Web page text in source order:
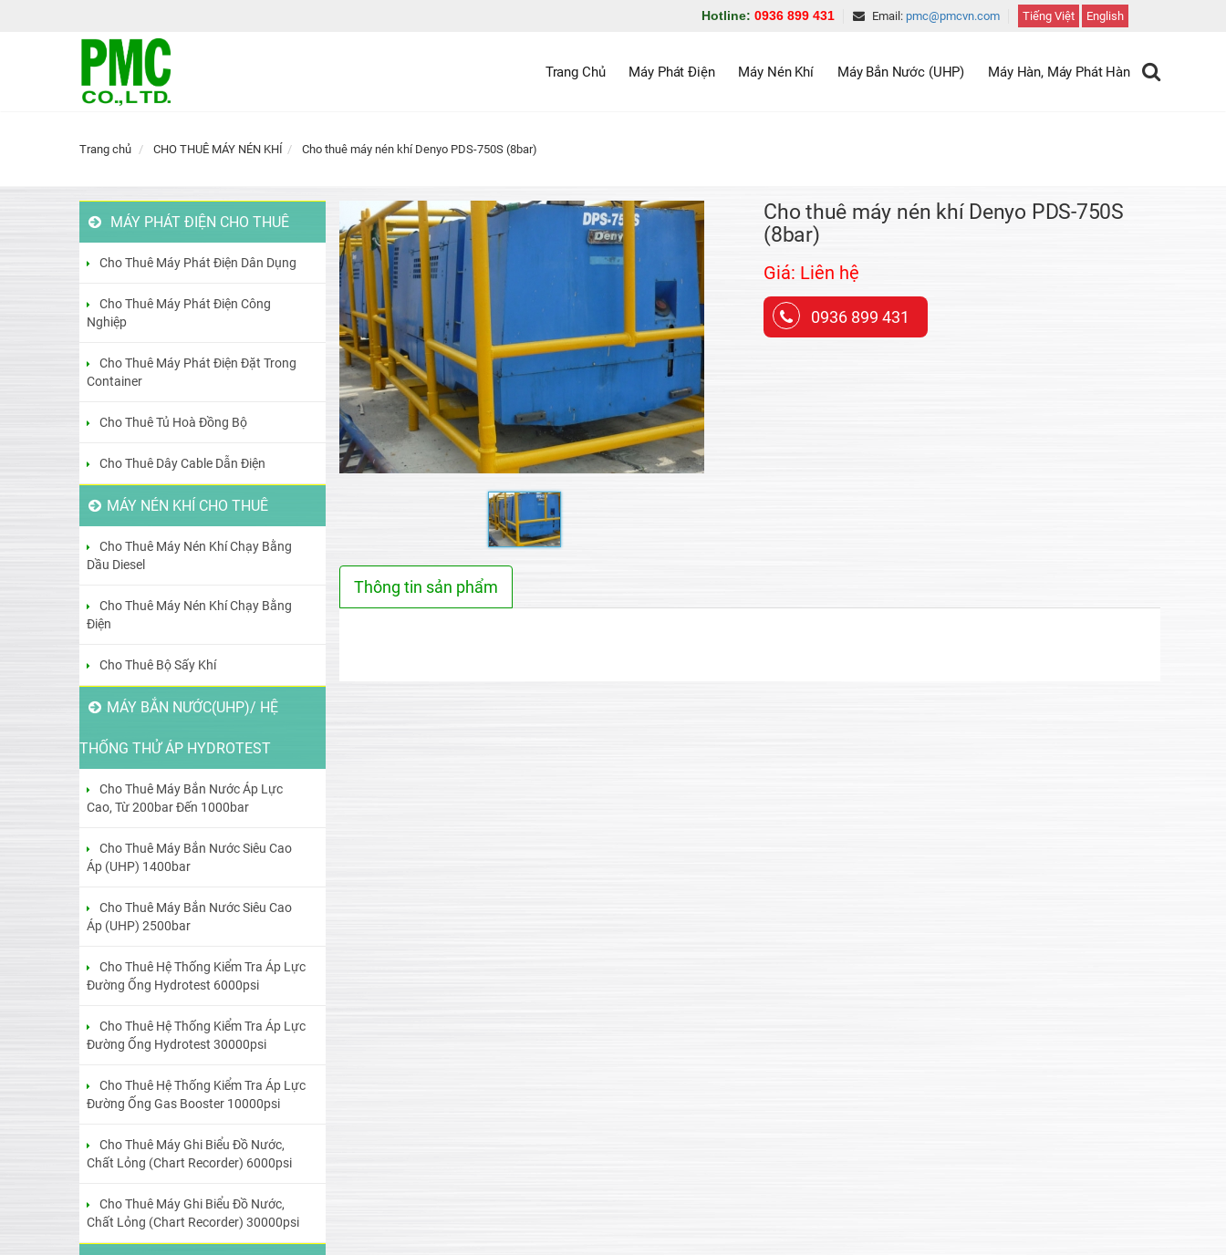
Hotline: 0936 899 431 Email: pmc@pmcvn.com Tiếng Việt English
Trang Chủ Máy Phát Điện Máy Nén Khí Máy Bắn Nước (UHP) Máy Hàn, Máy Phát Hàn
Trang chủ CHO THUÊ MÁY NÉN KHÍ Cho thuê máy nén khí Denyo PDS-750S (8bar)
Cho thuê máy nén khí Denyo PDS-750S
(8bar)
Giá: Liên hệ
0936 899 431
Thông tin sản phẩm
MÁY PHÁT ĐIỆN CHO THUÊ
Cho Thuê Máy Phát Điện Dân Dụng
Cho Thuê Máy Phát Điện Công
Nghiệp
Cho Thuê Máy Phát Điện Đặt Trong
Container
Cho Thuê Tủ Hoà Đồng Bộ
Cho Thuê Dây Cable Dẫn Điện
MÁY NÉN KHÍ CHO THUÊ
Cho Thuê Máy Nén Khí Chạy Bằng
Dầu Diesel
Cho Thuê Máy Nén Khí Chạy Bằng
Điện
Cho Thuê Bộ Sấy Khí
MÁY BẮN NƯỚC(UHP)/ HỆ
THỐNG THỬ ÁP HYDROTEST
Cho Thuê Máy Bắn Nước Áp Lực
Cao, Từ 200bar Đến 1000bar
Cho Thuê Máy Bắn Nước Siêu Cao
Áp (UHP) 1400bar
Cho Thuê Máy Bắn Nước Siêu Cao
Áp (UHP) 2500bar
Cho Thuê Hệ Thống Kiểm Tra Áp Lực
Đường Ống Hydrotest 6000psi
Cho Thuê Hệ Thống Kiểm Tra Áp Lực
Đường Ống Hydrotest 30000psi
Cho Thuê Hệ Thống Kiểm Tra Áp Lực
Đường Ống Gas Booster 10000psi
Cho Thuê Máy Ghi Biểu Đồ Nước,
Chất Lỏng (Chart Recorder) 6000psi
Cho Thuê Máy Ghi Biểu Đồ Nước,
Chất Lỏng (Chart Recorder) 30000psi